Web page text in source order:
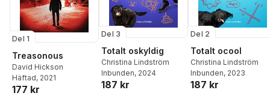
Del 1
Treasonous
David Hickson
Häftad, 2021
177 kr
Del 3
Totalt oskyldig
Christina Lindström
Inbunden, 2024
187 kr
Del 2
Totalt ocool
Christina Lindström
Inbunden, 2023
187 kr